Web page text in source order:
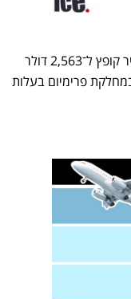
גם בחודש אוגוסט המחירים לא מרפים: הטיסה הזולה ביותר שוב דרך יונייטד, אך המחיר קופץ ל־2,563 דולר
טיסה במחלקת פרימיום בעלות